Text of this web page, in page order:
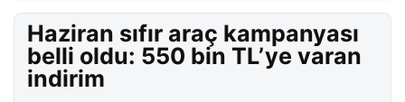
Haziran sıfır araç kampanyası
belli oldu: 550 bin TL’ye varan
indirim